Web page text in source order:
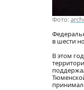
Фото:
в шести
В этом